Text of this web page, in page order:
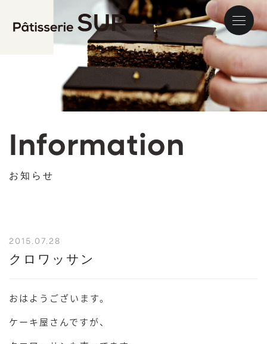
パティス
Information
お知らせ
2015.07.28
クロワッサン
おはようございます。
ケーキ屋さんですが、